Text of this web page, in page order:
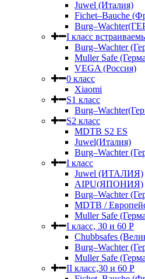
Juwel (Италия)
Fichet–Bauche
I класс
Burg–Wachter
Muller Safe
VEGA (Россия)
0 класс
Xiaomi
S1 класс
S2 класс
MDTB S2 ES
Juwel(Италия)
Burg–Wachter
I класс
Juwel (ИТАЛИЯ)
AIPU(ЯПОНИЯ)
Burg–Wachter
MDTB /
Muller Safe
I класс, 30 и 60 P
Chubbsafes
Burg–Wachter
Muller Safe
II класс,30 и 60 P